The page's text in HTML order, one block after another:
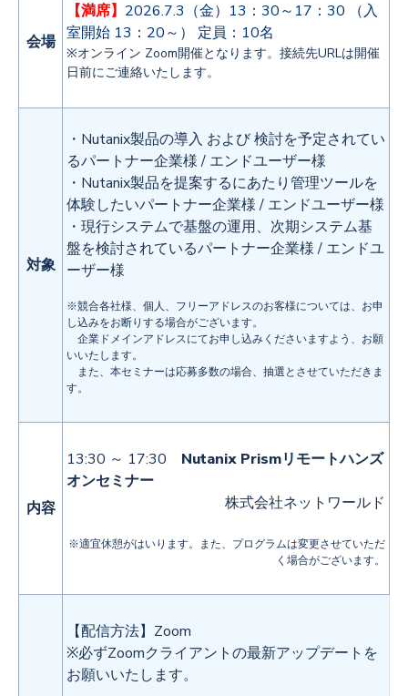
会場
【満席】 2026.7.3（金）13：30～17：30 （入
室開始 13：20～） 定員：10名
※オンライン Zoom開催となります。接続先URLは開催
日前にご連絡いたします。
対象
・Nutanix製品の導入 および 検討を予定されてい
るパートナー企業様 / エンドユーザー様
・Nutanix製品を提案するにあたり管理ツールを
体験したいパートナー企業様 / エンドユーザー様
・現行システムで基盤の運用、次期システム基
盤を検討されているパートナー企業様 / エンドユ
ーザー様
※競合各社様、個人、フリーアドレスのお客様については、お申
し込みをお断りする場合がございます。
企業ドメインアドレスにてお申し込みくださいますよう、お願
いいたします。
また、本セミナーは応募多数の場合、抽選とさせていただきま
す。
内容
13:30 ～ 17:30 Nutanix Prismリモートハンズ
オンセミナー
株式会社ネットワールド
※適宜休憩がはいります。また、プログラムは変更させていただ
く場合がございます。
【配信方法】Zoom
※必ずZoomクライアントの最新アップデートを
お願いいたします。